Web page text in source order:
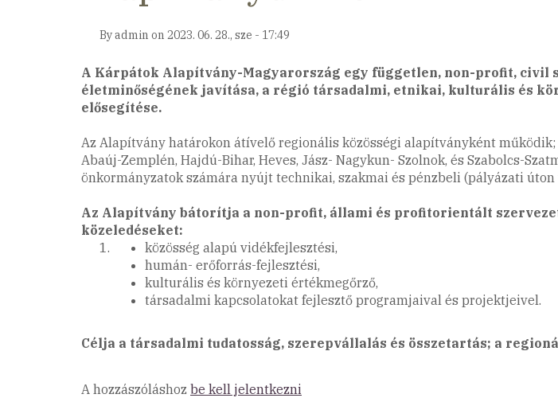
Byadmin on 2023. 06. 28., sze - 17:49
A Kárpátok Alapítvány-Magyarország egy független, non-profit, civil
életminőségének javítása, a régió társadalmi, etnikai, kulturális és
elősegítése.
Az Alapítvány határokon átívelő regionális közösségi alapítványként
Abaúj-Zemplén, Hajdú-Bihar, Heves, Jász- Nagykun- Szolnok, és Szabolcs-
önkormányzatok számára nyújt technikai, szakmai és pénzbeli (pályázati
Az Alapítvány bátorítja a non-profit, állami és profitorientált
közeledéseket:
közösség alapú vidékfejlesztési,
humán- erőforrás-fejlesztési,
kulturális és környezeti értékmegőrző,
társadalmi kapcsolatokat fejlesztő programjaival és projektjeivel.
Célja a társadalmi tudatosság, szerepvállalás és összetartás; a
A hozzászóláshoz be kell jelentkezni